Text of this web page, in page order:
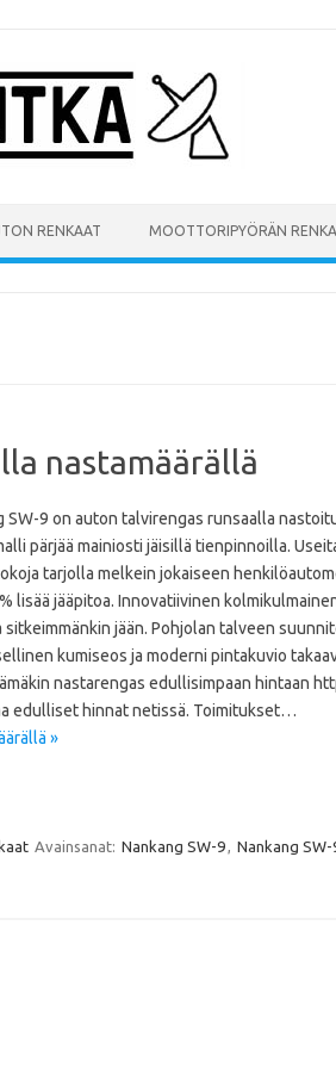
RENKAAT MOOTTORIPYÖRÄN
nastamäärällä
SW-9 on auton talvirengas runsaalla
pärjää mainiosti jäisillä tienpinnoilla.
tarjolla melkein jokaiseen
lisää jääpitoa. Innovatiivinen
sitkeimmänkin jään. Pohjolan talveen
kumiseos ja moderni pintakuvio
nastarengas edullisimpaan hintaan
edulliset hinnat netissä. Toimitukset…
»
Avainsanat: Nankang SW-9, Nankang SW-